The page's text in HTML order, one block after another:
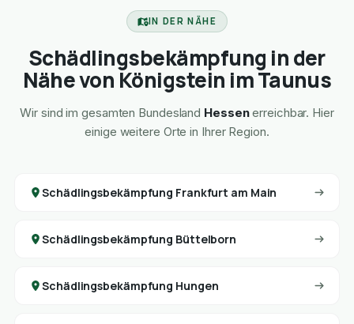
IN DER NÄHE
Schädlingsbekämpfung in der
Nähe von Königstein im Taunus
Wir sind im gesamten Bundesland Hessenerreichbar. Hier
einige weitere Orte in Ihrer Region.
Schädlingsbekämpfung Frankfurt am Main
Schädlingsbekämpfung Büttelborn
Schädlingsbekämpfung Hungen